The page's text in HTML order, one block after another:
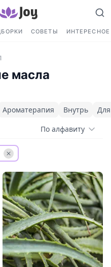
СОВЕТЫ ИНТЕРЕСНОЕ
масла
Ароматерапия Внутрь
По алфавиту